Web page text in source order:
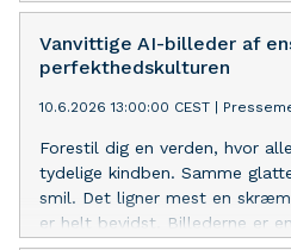
muskelsvind og ALS.
Muskelsvindfondens nyeste
Vanvittige AI-billeder af
perfekthedskulturen
10.6.2026 13:00:00 CEST |
Forestil dig en verden, hvor
tydelige kindben. Samme
smil. Det ligner mest en
er helt bevidst. Billederne er